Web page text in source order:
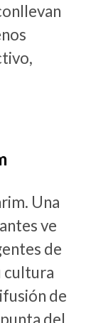
Una
ve
de
cultura
de
del